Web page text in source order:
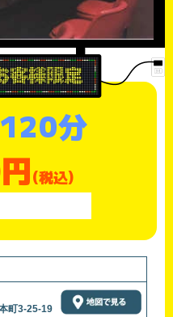
120分
(税込)
町3-25-19